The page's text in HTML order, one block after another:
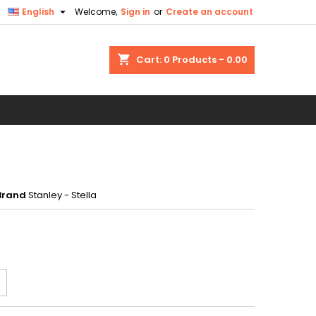
Welcome, Sign in or Create an account
English 
shopping_cart Cart: 0 Products - 0.00
Stanley - Stella